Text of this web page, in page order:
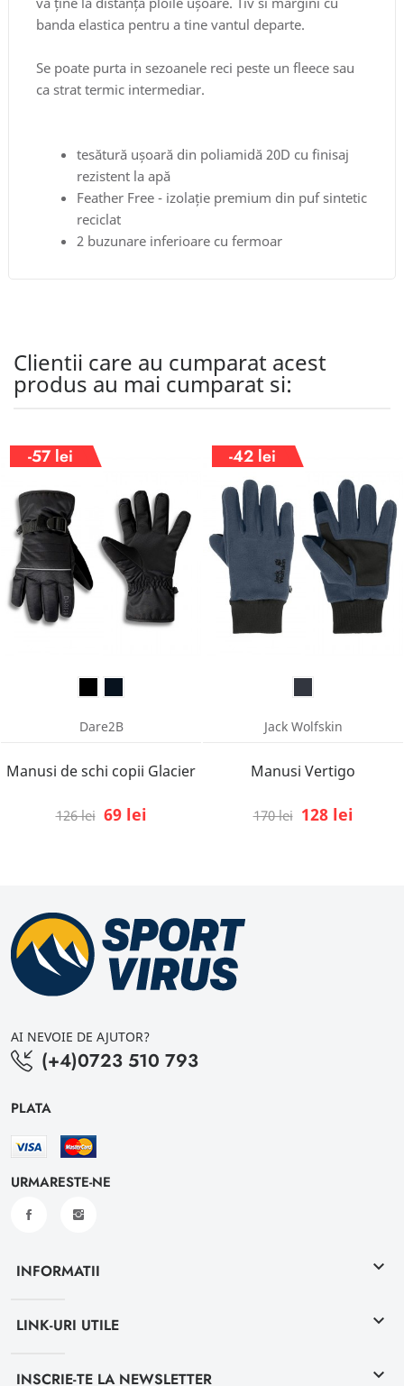
banda elastica pentru a tine vantul departe.
Se poate purta in sezoanele reci peste un fleece sau
ca strat termic intermediar.
tesătură ușoară din poliamidă 20D cu finisaj
rezistent la apă
Feather Free - izolație premium din puf sintetic
reciclat
2 buzunare inferioare cu fermoar
Clientii care au cumparat acest
produs au mai cumparat si:
-57 lei
Dare2B
Manusi de schi copii Glacier
126 lei 69 lei
-42 lei
Jack Wolfskin
Manusi Vertigo
170 lei 128 lei
AI NEVOIE DE AJUTOR?
(+4)0723 510 793
PLATA
URMARESTE-NE
INFORMATII keyboard_arrow_down
LINK-URI UTILE keyboard_arrow_down
INSCRIE-TE LA NEWSLETTER keyboard_arrow_down